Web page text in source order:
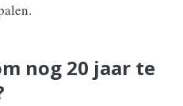
nog 20 jaar te